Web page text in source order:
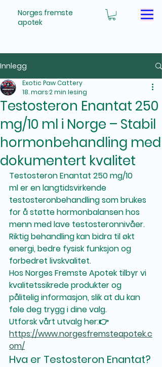
Norges fremste
apotek
Innlegg
Testosteron Enantat 250
mg/10 ml i Norge – Stabil
hormonbehandling med
dokumentert kvalitet
Exotic Paw Cattery
18. mars2 min lesing
Testosteron Enantat 250 mg/10
ml er en langtidsvirkende
testosteronbehandling som brukes
for å støtte hormonbalansen hos
menn med lave testosteronnivåer.
Riktig behandling kan bidra til økt
energi, bedre fysisk funksjon og
forbedret livskvalitet.
Hos Norges Fremste Apotek tilbyr vi
kvalitetssikrede produkter og
pålitelig informasjon, slik at du kan
føle deg trygg i dine valg.
Utforsk vårt utvalg her:👉
https://www.norgesfremsteapotek.c
om/
Hva er Testosteron Enantat?